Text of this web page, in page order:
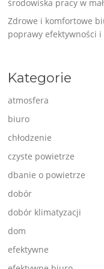
środowiska pracy w
Zdrowe i komfortowe
poprawy efektywności
Kategorie
atmosfera
biuro
chłodzenie
czyste powietrze
dbanie o powietrze
dobór
dobór klimatyzacji
dom
efektywne